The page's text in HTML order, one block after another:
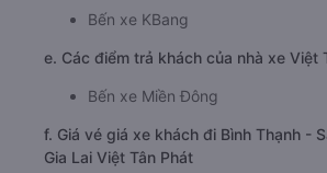
Bến xe KBang
e. Các điểm trả khách của nhà xe Việt
Bến xe Miền Đông
f. Giá vé giá xe khách đi Bình Thạnh -
Gia Lai Việt Tân Phát